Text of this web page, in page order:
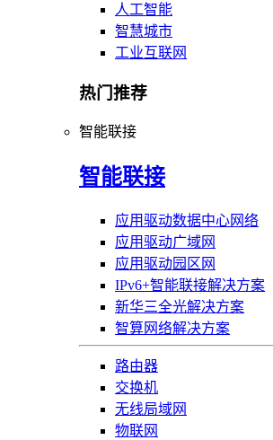
人工智能
智慧城市
工业互联网
热门推荐
智能联接
智能联接
应用驱动数据中心网络
应用驱动广域网
应用驱动园区网
IPv6+智能联接解决方案
新华三全光解决方案
智算网络解决方案
路由器
交换机
无线局域网
物联网